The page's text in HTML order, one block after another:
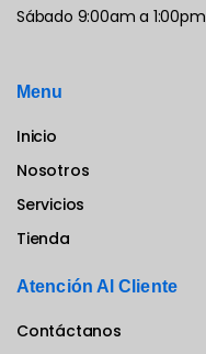
Sábado 9:00am a 1:00pm
Menu
Inicio
Nosotros
Servicios
Tienda
Atención Al Cliente
Contáctanos